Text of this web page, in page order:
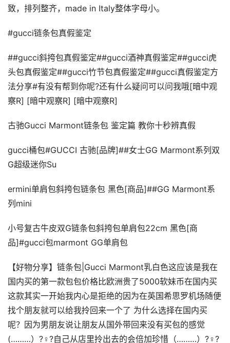
致，排列整齐，made in Italy整体字母小。
#gucci链条包真假鉴定
##gucci斜挎包真假鉴定##gucci酒神真假鉴定##gucci虎
头包真假鉴定##gucci竹节包真假鉴定##gucci真假鉴定方
法分享#有没有帮到你呢?还有什么疑问可以问我哦[暗中观
察R] [暗中观察R] [暗中观察R]
古驰Gucci Marmont链条包 鉴定篇 教你十秒辨真假
gucci桶包#GUCCI 古驰[品牌]##女士GG Marmont系列双
G超级迷你Su
ermini单肩包斜挎包链条包 黑色[商品]##GG Marmont系
列mini
小号复古牛皮双G链条包斜挎包单肩包22cm 黑色[商
品]#gucci包marmont GG单肩包
【好物分享】链条包|Gucci Marmont乳白色这应该是我在
国内买的第一款包包价格比欧洲贵了5000软妹币在国内买
这款其实一开始我内心是拒绝的因为在英国希思罗机场随便
找个朋友就可以给我拎回来一个了 为什么选择在国内买
呢？因为男朋友说让朋友从国外带回来没有买包的感觉
(………）?♀?自己从店里拎出去的会倍加珍惜（………）?♀?